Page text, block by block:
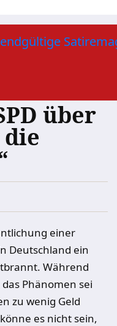
über
einer
Deutschland ein
Während
Phänomen sei
zu wenig Geld
es nicht sein,